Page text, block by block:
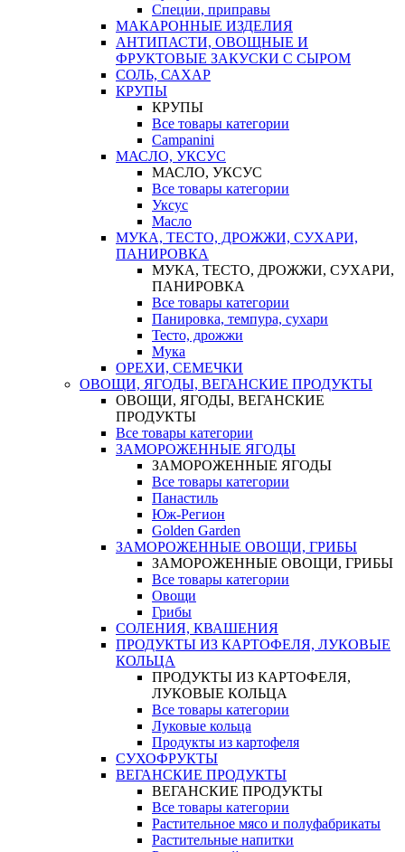
Специи, приправы
МАКАРОННЫЕ ИЗДЕЛИЯ
АНТИПАСТИ, ОВОЩНЫЕ И
ФРУКТОВЫЕ ЗАКУСКИ С СЫРОМ
СОЛЬ, САХАР
КРУПЫ
КРУПЫ
Все товары категории
Campanini
МАСЛО, УКСУС
МАСЛО, УКСУС
Все товары категории
Уксус
Масло
МУКА, ТЕСТО, ДРОЖЖИ, СУХАРИ,
ПАНИРОВКА
МУКА, ТЕСТО, ДРОЖЖИ, СУХАРИ,
ПАНИРОВКА
Все товары категории
Панировка, темпура, сухари
Тесто, дрожжи
Мука
ОРЕХИ, СЕМЕЧКИ
ОВОЩИ, ЯГОДЫ, ВЕГАНСКИЕ ПРОДУКТЫ
ОВОЩИ, ЯГОДЫ, ВЕГАНСКИЕ
ПРОДУКТЫ
Все товары категории
ЗАМОРОЖЕННЫЕ ЯГОДЫ
ЗАМОРОЖЕННЫЕ ЯГОДЫ
Все товары категории
Панастиль
Юж-Регион
Golden Garden
ЗАМОРОЖЕННЫЕ ОВОЩИ, ГРИБЫ
ЗАМОРОЖЕННЫЕ ОВОЩИ, ГРИБЫ
Все товары категории
Овощи
Грибы
СОЛЕНИЯ, КВАШЕНИЯ
ПРОДУКТЫ ИЗ КАРТОФЕЛЯ, ЛУКОВЫЕ
КОЛЬЦА
ПРОДУКТЫ ИЗ КАРТОФЕЛЯ,
ЛУКОВЫЕ КОЛЬЦА
Все товары категории
Луковые кольца
Продукты из картофеля
СУХОФРУКТЫ
ВЕГАНСКИЕ ПРОДУКТЫ
ВЕГАНСКИЕ ПРОДУКТЫ
Все товары категории
Растительное мясо и полуфабрикаты
Растительные напитки